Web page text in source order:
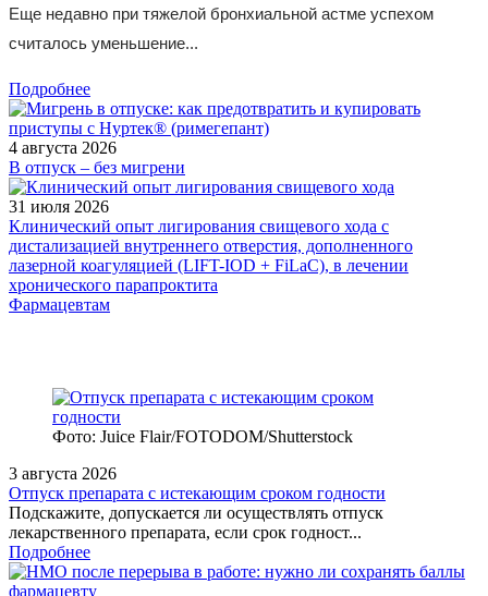
Еще недавно при тяжелой бронхиальной астме успехом
считалось уменьшение...
Подробнее
4 августа 2026
В отпуск – без мигрени
31 июля 2026
Клинический опыт лигирования свищевого хода с
дистализацией внутреннего отверстия, дополненного
лазерной коагуляцией (LIFT-IOD + FiLaC), в лечении
хронического парапроктита
Фармацевтам
Фото: Juice Flair/FOTODOM/Shutterstoсk
3 августа 2026
Отпуск препарата с истекающим сроком годности
Подскажите, допускается ли осуществлять отпуск
лекарственного препарата, если срок годност...
Подробнее